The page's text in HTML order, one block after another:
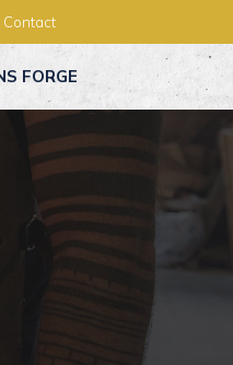
Contact
FORGE